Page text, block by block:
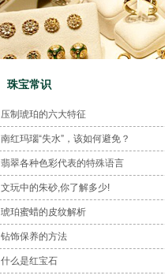
珠宝常识
压制琥珀的六大特征
南红玛瑙“失水”，该如何避免？
翡翠各种色彩代表的特殊语言
文玩中的朱砂,你了解多少!
琥珀蜜蜡的皮纹解析
钻饰保养的方法
什么是红宝石